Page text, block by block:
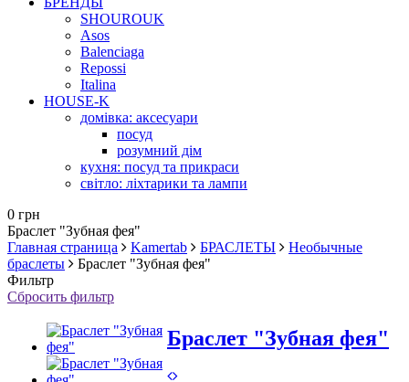
SHOUROUK
Asos
Balenciaga
Repossi
Italina
HOUSE-K
домівка: аксесуари
посуд
розумний дім
кухня: посуд та прикраси
світло: ліхтарики та лампи
0 грн
Браслет "Зубная фея"
Главная страница
Kamertab БРАСЛЕТЫ
Необычные
браслеты
Браслет "Зубная фея"
Фильтр
Сбросить фильтр
Браслет "Зубная фея"